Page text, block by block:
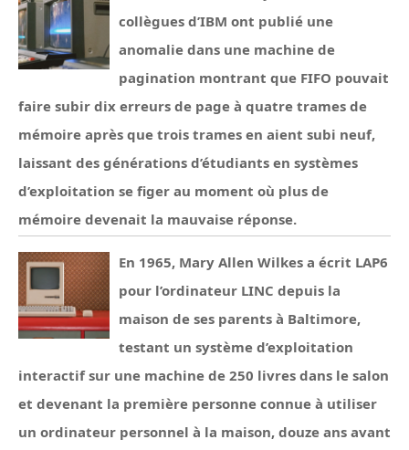
collègues d’IBM ont publié une
anomalie dans une machine de
pagination montrant que FIFO pouvait
faire subir dix erreurs de page à quatre trames de
mémoire après que trois trames en aient subi neuf,
laissant des générations d’étudiants en systèmes
d’exploitation se figer au moment où plus de
mémoire devenait la mauvaise réponse.
En 1965, Mary Allen Wilkes a écrit LAP6
pour l’ordinateur LINC depuis la
maison de ses parents à Baltimore,
testant un système d’exploitation
interactif sur une machine de 250 livres dans le salon
et devenant la première personne connue à utiliser
un ordinateur personnel à la maison, douze ans avant